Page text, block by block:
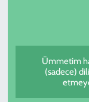
Ümmetim
(sadece)